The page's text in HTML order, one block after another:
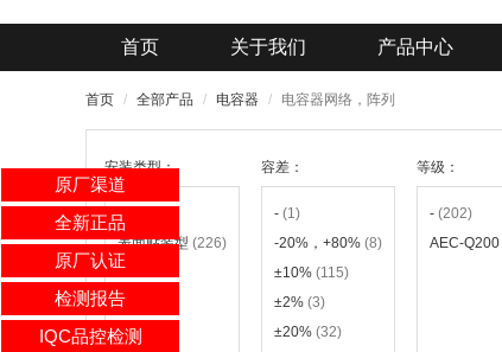
首页 关于我们 产品中心
首页 全部产品 电容器 电容器网络，阵列
安装类型：
-
表面贴装型 (226)
容差：
- (1)
-20%，+80% (8)
±10% (115)
±2% (3)
±20% (32)
等级：
- (202)
AEC-Q200
原厂渠道
全新正品
原厂认证
检测报告
IQC品控检测